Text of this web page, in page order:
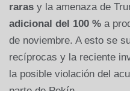
raras y la amenaza de
adicional del 100 % a
de noviembre. A esto se
recíprocas y la reciente
la posible violación del